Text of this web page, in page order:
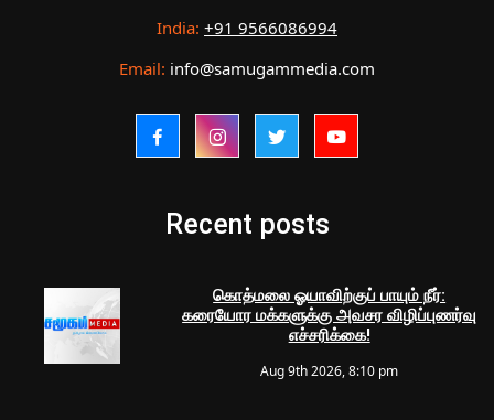
India: +91 9566086994
Email: info@samugammedia.com
Recent posts
கொத்மலை ஓயாவிற்குப் பாயும் நீர்:
கரையோர மக்களுக்கு அவசர விழிப்புணர்வு
எச்சரிக்கை!
Aug 9th 2026, 8:10 pm